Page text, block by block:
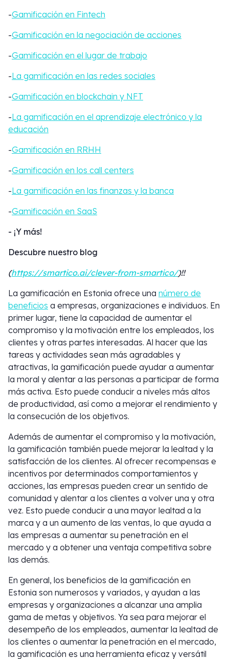
-Gamificación en Fintech
-Gamificación en la negociación de acciones
-Gamificación en el lugar de trabajo
-La gamificación en las redes sociales
-Gamificación en blockchain y NFT
-La gamificación en el aprendizaje electrónico y la
educación
-Gamificación en RRHH
-Gamificación en los call centers
-La gamificación en las finanzas y la banca
-Gamificación en SaaS
- ¡Y más!
Descubre nuestro blog
(https://smartico.ai/clever-from-smartico/)!!
La gamificación en Estonia ofrece una número de
beneficios a empresas, organizaciones e individuos. En
primer lugar, tiene la capacidad de aumentar el
compromiso y la motivación entre los empleados, los
clientes y otras partes interesadas. Al hacer que las
tareas y actividades sean más agradables y
atractivas, la gamificación puede ayudar a aumentar
la moral y alentar a las personas a participar de forma
más activa. Esto puede conducir a niveles más altos
de productividad, así como a mejorar el rendimiento y
la consecución de los objetivos.
Además de aumentar el compromiso y la motivación,
la gamificación también puede mejorar la lealtad y la
satisfacción de los clientes. Al ofrecer recompensas e
incentivos por determinados comportamientos y
acciones, las empresas pueden crear un sentido de
comunidad y alentar a los clientes a volver una y otra
vez. Esto puede conducir a una mayor lealtad a la
marca y a un aumento de las ventas, lo que ayuda a
las empresas a aumentar su penetración en el
mercado y a obtener una ventaja competitiva sobre
las demás.
En general, los beneficios de la gamificación en
Estonia son numerosos y variados, y ayudan a las
empresas y organizaciones a alcanzar una amplia
gama de metas y objetivos. Ya sea para mejorar el
desempeño de los empleados, aumentar la lealtad de
los clientes o aumentar la penetración en el mercado,
la gamificación es una herramienta eficaz y versátil